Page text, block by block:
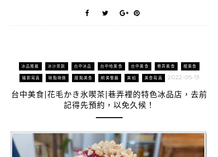
冰品推薦 冰沙茶飲 台中冰品 台中哈美食 台中美食 巷弄美食 搜美食
攝影寫真 現點現做 甜點美食 網美餐廳 美拍 美食寫真 2022-05-13
台中美食|花毛かき氷喫茶|巷弄裡的特色冰品店，去前
記得先預約，以免久候！